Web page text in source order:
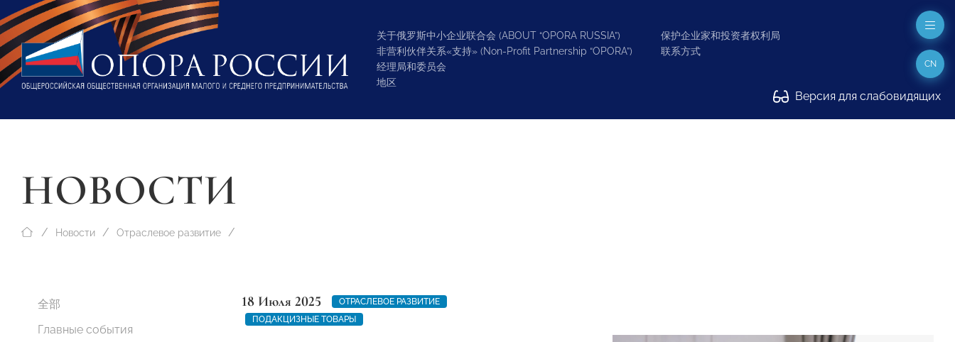
关于俄罗斯中小企业联合会 (ABOUT “OPORA RUSSIA”)
非营利伙伴关系«支持» (Non-Profit Partnership “OPORA”)
经理局和委员会
地区
保护企业家和投资者权利局
联系方式
Версия для слабовидящих
CN
НОВОСТИ
Новости Отраслевое развитие
全部
Главные события
18 Июля 2025
ОТРАСЛЕВОЕ РАЗВИТИЕ
ПОДАКЦИЗНЫЕ ТОВАРЫ